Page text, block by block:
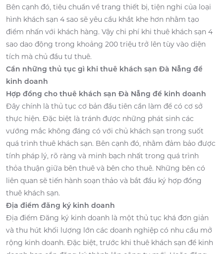
Bên cạnh đó, tiêu chuẩn về trang thiết bị, tiện nghi của loại
hình khách sạn 4 sao sẽ yêu cầu khắt khe hơn nhằm tạo
điểm nhấn với khách hàng. Vậy chi phí khi thuê khách sạn 4
sao dao động trong khoảng 200 triệu trở lên tùy vào diện
tích mà chủ đầu tư thuê.
Cần những thủ tục gì khi thuê khách sạn Đà Nẵng để
kinh doanh
Hợp đồng cho thuê khách sạn Đà Nẵng để kinh doanh
Đây chính là thủ tục cơ bản đầu tiên cần làm để có cơ sở
thực hiện. Đặc biệt là tránh được những phát sinh các
vướng mắc không đáng có với chủ khách sạn trong suốt
quá trình thuê khách sạn. Bên cạnh đó, nhằm đảm bảo được
tính pháp lý, rõ ràng và minh bạch nhất trong quá trình
thỏa thuận giữa bên thuê và bên cho thuê. Những bên có
liên quan sẽ tiến hành soạn thảo và bắt đầu ký hợp đồng
thuê khách sạn.
Địa điểm đăng ký kinh doanh
Địa điểm Đăng ký kinh doanh là một thủ tục khá đơn giản
và thu hút khối lượng lớn các doanh nghiệp có nhu cầu mở
rộng kinh doanh. Đặc biệt, trước khi thuê khách sạn để kinh